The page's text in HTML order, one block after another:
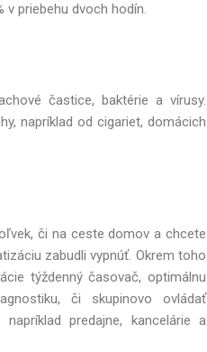
v priebehu dvoch hodín.
častice, baktérie a vírusy.
napríklad od cigariet, domácich
či na ceste domov a chcete
zabudli vypnúť. Okrem toho
týždenný časovač, optimálnu
či skupinovo ovládať
predajne, kancelárie a